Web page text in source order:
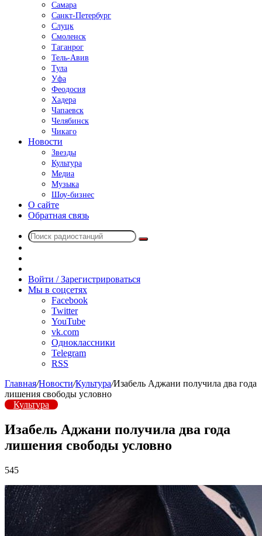
Самара
Санкт-Петербург
Слуцк
Смоленск
Таганрог
Тель-Авив
Тула
Уфа
Феодосия
Хадера
Чапаевск
Челябинск
Чикаго
Новости
Звезды
Культура
Медиа
Музыка
Шоу-бизнес
О сайте
Обратная связь
Поиск
радио
Войти / Зарегистрироваться
Мы в соцсетях
Facebook
Twitter
YouTube
vk.com
Одноклассники
Telegram
RSS
Главная/Новости/Культура/Изабель Аджани получила два года
лишения свободы условно
Культура
Изабель Аджани получила два года
лишения свободы условно
545